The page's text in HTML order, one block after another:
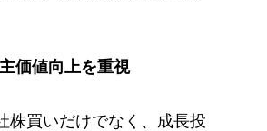
価値向上を重視
株買いだけでなく、成長投